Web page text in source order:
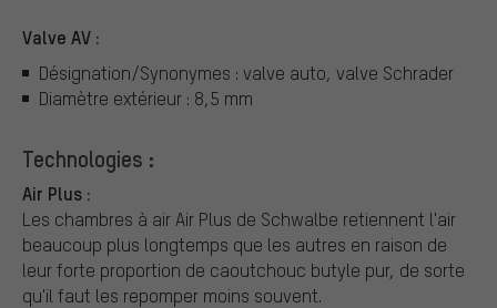
Valve AV :
Désignation/Synonymes : valve auto, valve Schrader
Diamètre extérieur : 8,5 mm
Technologies :
Air Plus :
Les chambres à air Air Plus de Schwalbe retiennent l'air
beaucoup plus longtemps que les autres en raison de
leur forte proportion de caoutchouc butyle pur, de sorte
qu'il faut les repomper moins souvent.